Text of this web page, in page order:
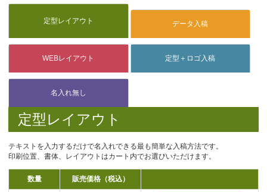
定型レイアウト
テキストを入力するだけで名入れできる最も簡単な入稿方法です。
印刷位置、書体、レイアウトはカート内でお選びいただけます。
数量 販売価格（税込）